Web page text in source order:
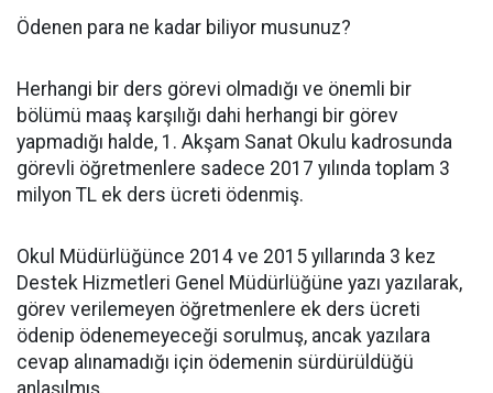
Ödenen para ne kadar biliyor musunuz?
Herhangi bir ders görevi olmadığı ve önemli bir
bölümü maaş karşılığı dahi herhangi bir görev
yapmadığı halde, 1. Akşam Sanat Okulu kadrosunda
görevli öğretmenlere sadece 2017 yılında toplam 3
milyon TL ek ders ücreti ödenmiş.
Okul Müdürlüğünce 2014 ve 2015 yıllarında 3 kez
Destek Hizmetleri Genel Müdürlüğüne yazı yazılarak,
görev verilemeyen öğretmenlere ek ders ücreti
ödenip ödenemeyeceği sorulmuş, ancak yazılara
cevap alınamadığı için ödemenin sürdürüldüğü
anlaşılmış.